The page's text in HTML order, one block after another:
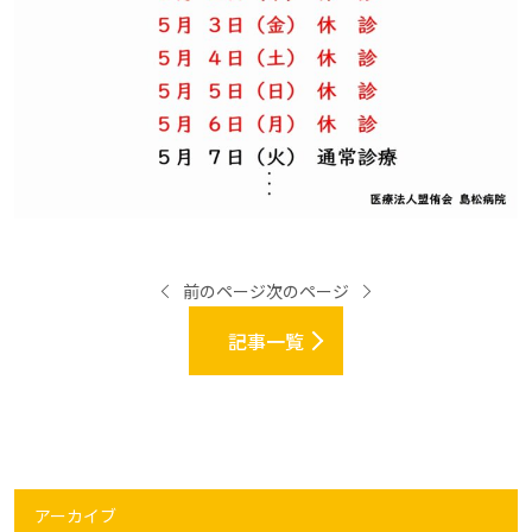
前のページ
記事一覧
次のページ
アーカイブ